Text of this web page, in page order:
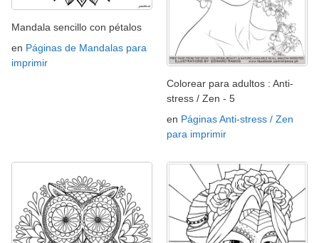
Mandala sencillo con pétalos
en Páginas de Mandalas para
imprimir
Colorear para adultos : Anti-
stress / Zen - 5
en Páginas Anti-stress / Zen
para imprimir